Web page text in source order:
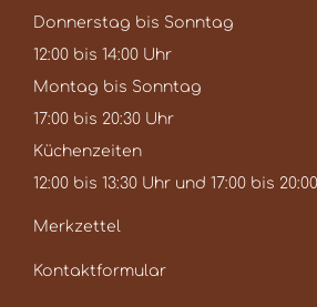
Donnerstag bis Sonntag
12:00 bis 14:00 Uhr
Montag bis Sonntag
17:00 bis 20:30 Uhr
Küchenzeiten
12:00 bis 13:30 Uhr und 17:00 bis
Merkzettel
Kontaktformular